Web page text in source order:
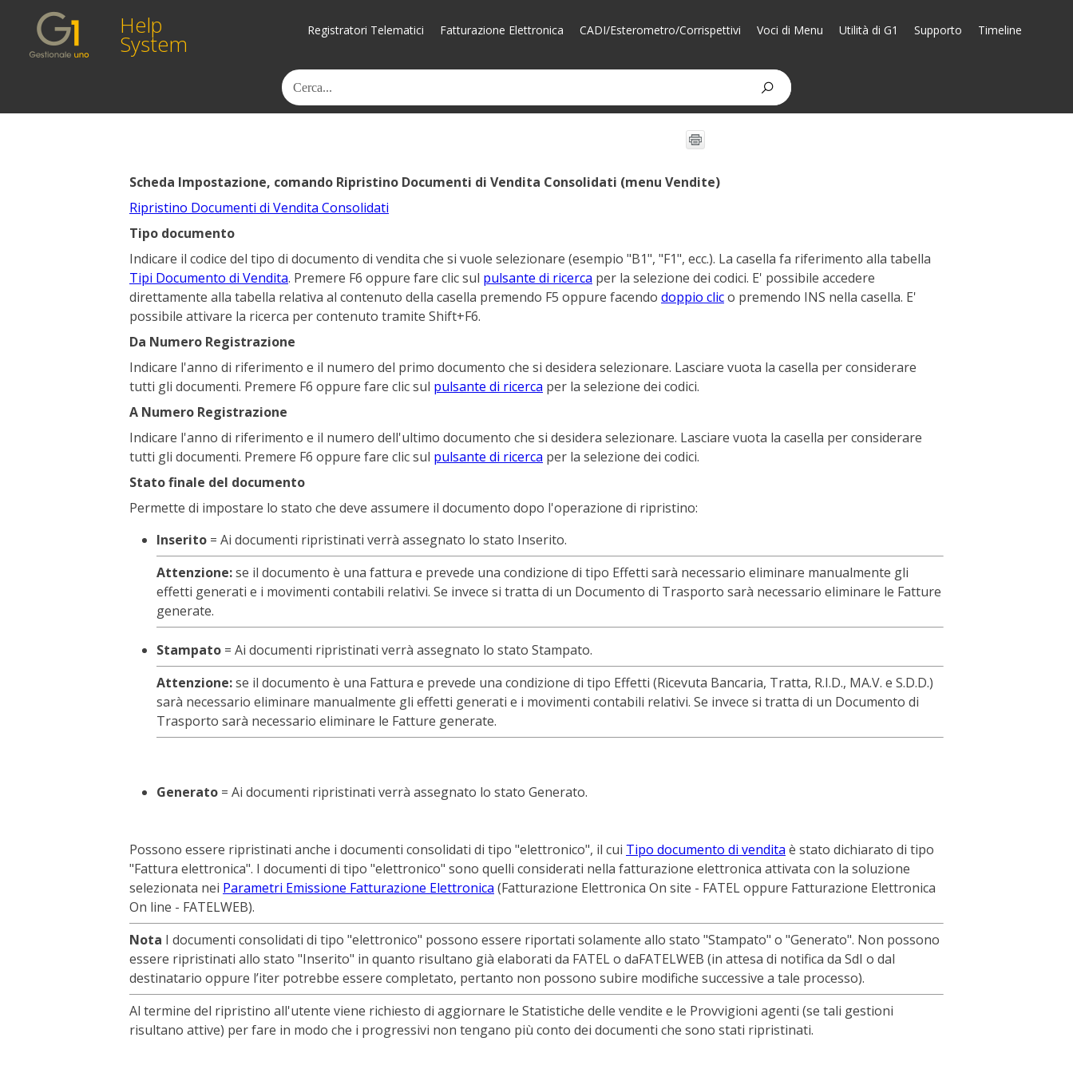
Help
System Registratori Telematici Fatturazione Elettronica CADI/Esterometro/Corrispettivi Voci di Menu Utilità di G1 Supporto Timeline
Scheda Impostazione, comando Ripristino Documenti di Vendita Consolidati (menu Vendite)
Ripristino Documenti di Vendita Consolidati
Tipo documento
Indicare il codice del tipo di documento di vendita che si vuole selezionare (esempio "B1", "F1", ecc.). La casella fa riferimento alla tabella
Tipi Documento di Vendita. Premere F6 oppure fare clic sul pulsante di ricerca per la selezione dei codici. E' possibile accedere
direttamente alla tabella relativa al contenuto della casella premendo F5 oppure facendo doppio clico premendo INS nella casella. E'
possibile attivare la ricerca per contenuto tramite Shift+F6.
Da Numero Registrazione
Indicare l'anno di riferimento e il numero del primo documento che si desidera selezionare. Lasciare vuota la casella per considerare
tutti gli documenti. Premere F6 oppure fare clic sul pulsante di ricerca per la selezione dei codici.
A Numero Registrazione
Indicare l'anno di riferimento e il numero dell'ultimo documento che si desidera selezionare. Lasciare vuota la casella per considerare
tutti gli documenti. Premere F6 oppure fare clic sul pulsante di ricerca per la selezione dei codici.
Stato finale del documento
Permette di impostare lo stato che deve assumere il documento dopo l'operazione di ripristino:
Inserito= Ai documenti ripristinati verrà assegnato lo stato Inserito.
Attenzione:se il documento è una fattura e prevede una condizione di tipo Effetti sarà necessario eliminare manualmente gli
effetti generati e i movimenti contabili relativi. Se invece si tratta di un Documento di Trasporto sarà necessario eliminare le Fatture
generate.
Stampato= Ai documenti ripristinati verrà assegnato lo stato Stampato.
Attenzione:se il documento è una Fattura e prevede una condizione di tipo Effetti (Ricevuta Bancaria, Tratta, R.I.D., MA.V. e S.D.D.)
sarà necessario eliminare manualmente gli effetti generati e i movimenti contabili relativi. Se invece si tratta di un Documento di
Trasporto sarà necessario eliminare le Fatture generate.
Generato= Ai documenti ripristinati verrà assegnato lo stato Generato.
Possono essere ripristinati anche i documenti consolidati di tipo "elettronico", il cui Tipo documento di vendita è stato dichiarato di tipo
"Fattura elettronica". I documenti di tipo "elettronico" sono quelli considerati nella fatturazione elettronica attivata con la soluzione
selezionata nei Parametri Emissione Fatturazione Elettronica (Fatturazione Elettronica On site - FATELoppure Fatturazione Elettronica
On line - FATELWEB).
Nota I documenti consolidati di tipo "elettronico" possono essere riportati solamente allo stato "Stampato" o "Generato". Non possono
essere ripristinati allo stato "Inserito" in quanto risultano già elaborati da FATELo daFATELWEB (in attesa di notifica da SdI o dal
destinatario oppure l’iter potrebbe essere completato, pertanto non possono subire modifiche successive a tale processo).
Al termine del ripristino all'utente viene richiesto di aggiornare le Statistiche delle vendite e le Provvigioni agenti (se tali gestioni
risultano attive) per fare in modo che i progressivi non tengano più conto dei documenti che sono stati ripristinati.